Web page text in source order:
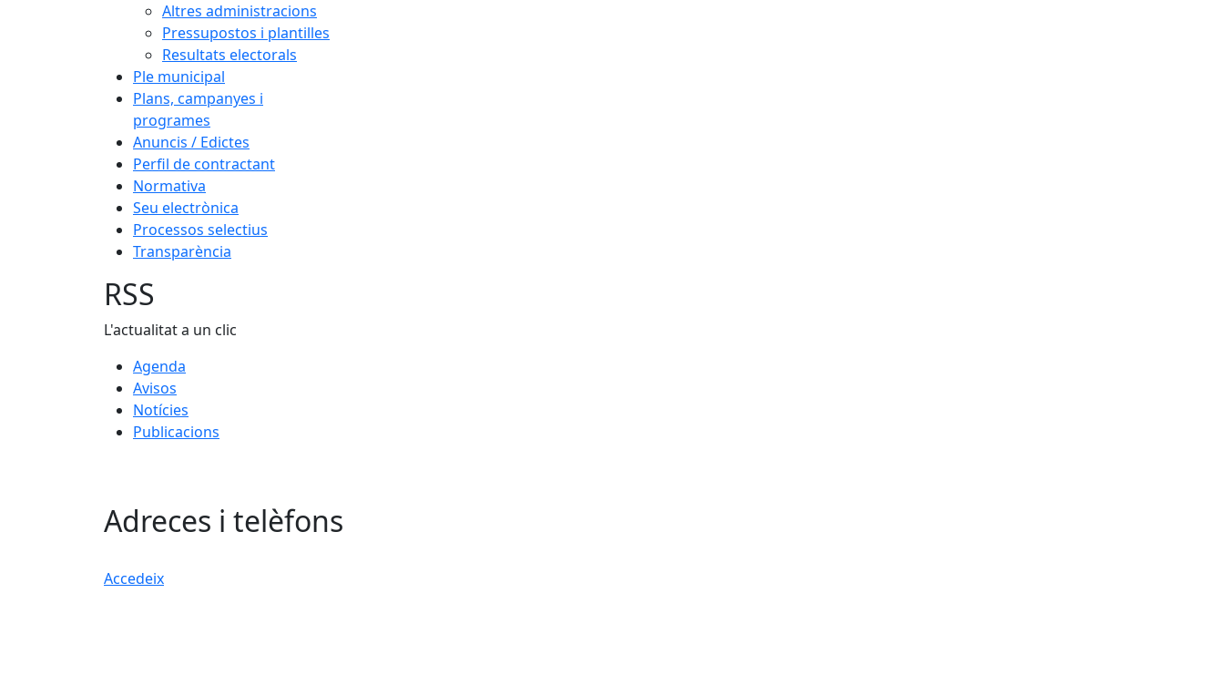
Altres administracions
Pressupostos i plantilles
Resultats electorals
Ple municipal
Plans, campanyes i
programes
Anuncis / Edictes
Perfil de contractant
Normativa
Seu electrònica
Processos selectius
Transparència
RSS
L'actualitat a un clic
Agenda
Avisos
Notícies
Publicacions
Adreces i telèfons
Accedeix